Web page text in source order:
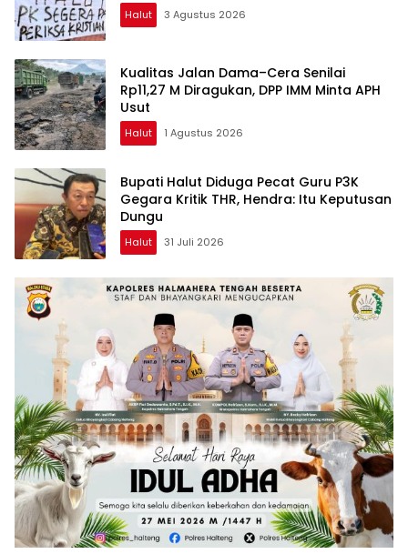
Halut 3 Agustus 2026
Kualitas Jalan Dama–Cera Senilai
Rp11,27 M Diragukan, DPP IMM Minta APH
Usut
Halut 1 Agustus 2026
Bupati Halut Diduga Pecat Guru P3K
Gegara Kritik THR, Hendra: Itu Keputusan
Dungu
Halut 31 Juli 2026